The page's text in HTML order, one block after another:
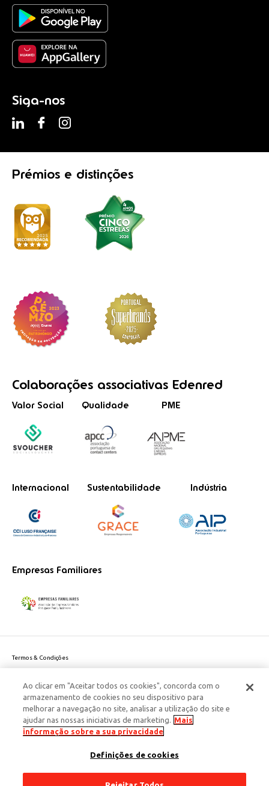
Edenred Estudante
Tudo o que precisa de saber
Siga-nos
Prémios e distinções
Colaborações associativas Edenred
Valor Social Qualidade PME
Internacional Sustentabilidade Indústria
Empresas Familiares
Termos & Condições
Politica de Cookies
Política de Privacidade Dados Pessoais
Responsabilidade Social Corporativa
Este site é protegido pelo reCAPTCHA e aplicam-se a
da Google.
Ao clicar em "Aceitar todos os cookies", concorda com o
armazenamento de cookies no seu dispositivo para
melhorar a navegação no site, analisar a utilização do site e
ajudar nas nossas iniciativas de marketing. Mais
informação sobre a sua privacidade
Definições de cookies